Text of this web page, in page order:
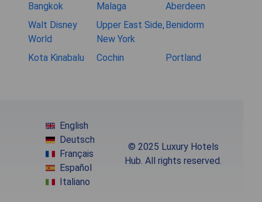
Bangkok
Malaga
Aberdeen
Walt Disney
World
Upper East Side,
New York
Benidorm
Kota Kinabalu Cochin Portland
English
Deutsch
Français
Español
Italiano
© 2025 Luxury Hotels
Hub. All rights reserved.